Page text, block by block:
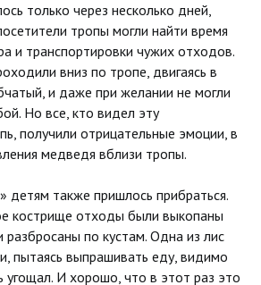
только через несколько дней,
тропы могли найти время
и транспортировки чужих отходов.
вниз по тропе, двигаясь в
и даже при желании не могли
Но все, кто видел эту
получили отрицательные эмоции, в
медведя вблизи тропы.
детям также пришлось прибраться.
кострище отходы были выкопаны
по кустам. Одна из лис
пытаясь выпрашивать еду, видимо
угощал. И хорошо, что в этот раз это